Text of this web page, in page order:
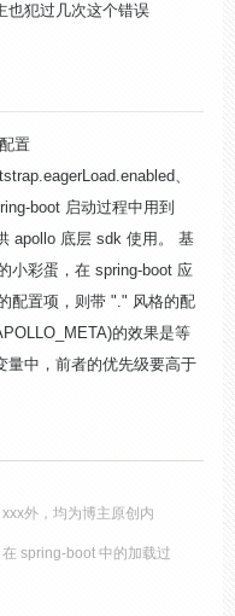
也犯过几次这个错误
置
、
boot 启动过程中用到
apollo 底层 sdk 使用。 基
小彩蛋，在 spring-boot 应
配置项，则带 "." 风格的配
的效果是等
量中，前者的优先级要高于
外，均为博主原创内
在 spring-boot 中的加载过